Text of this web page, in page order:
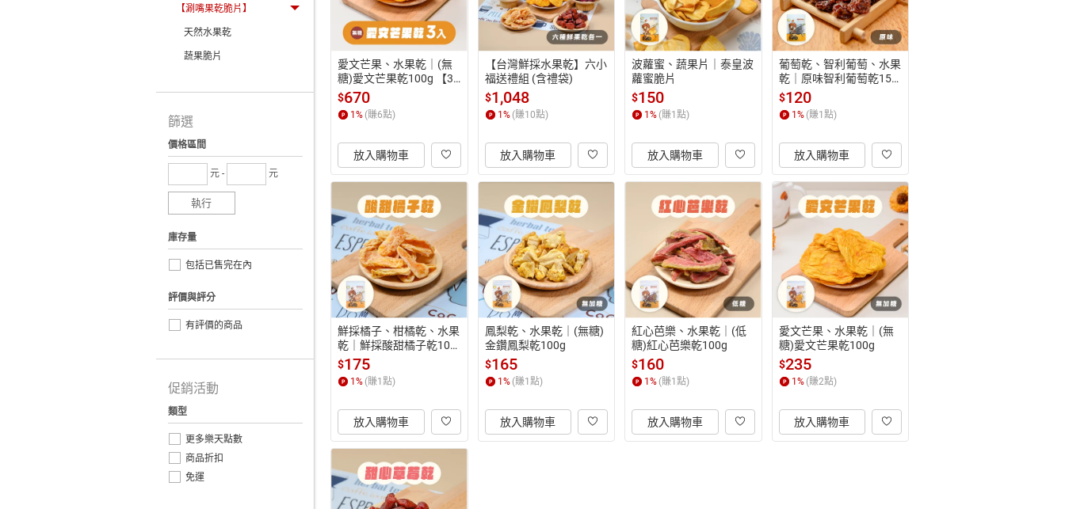
愛文芒果、水果乾｜(無
糖)愛文芒果乾100g 【3
入組】
$670
1% (賺6點)
放入購物車
【台灣鮮採水果乾】六小
福送禮組 (含禮袋)
$1,048
1% (賺10點)
放入購物車
波蘿蜜、蔬果片｜泰皇波
蘿蜜脆片
$150
1% (賺1點)
放入購物車
葡萄乾、智利葡萄、水果
乾｜原味智利葡萄乾150
g
$120
1% (賺1點)
放入購物車
鮮採橘子、柑橘乾、水果
乾｜鮮採酸甜橘子乾100
g
$175
1% (賺1點)
放入購物車
鳳梨乾、水果乾｜(無糖)
金鑽鳳梨乾100g
$165
1% (賺1點)
放入購物車
紅心芭樂、水果乾｜(低
糖)紅心芭樂乾100g
$160
1% (賺1點)
放入購物車
愛文芒果、水果乾｜(無
糖)愛文芒果乾100g
$235
1% (賺2點)
放入購物車
【涮嘴果乾脆片】
天然水果乾
蔬果脆片
篩選
價格區間
元 - 元
執行
庫存量
包括已售完在內
評價與評分
有評價的商品
促銷活動
類型
更多樂天點數
商品折扣
免運